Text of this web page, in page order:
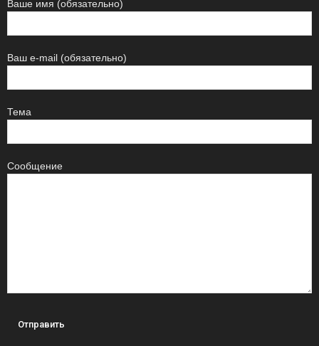
Ваше имя (обязательно)
Ваш e-mail (обязательно)
Тема
Сообщение